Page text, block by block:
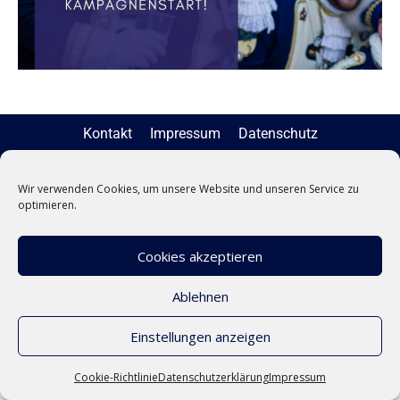
Wir verwenden Cookies, um unsere Website und unseren Service zu
optimieren.
Cookies akzeptieren
Ablehnen
Einstellungen anzeigen
Cookie-RichtlinieDatenschutzerklärungImpressum
Kontakt Impressum Datenschutz